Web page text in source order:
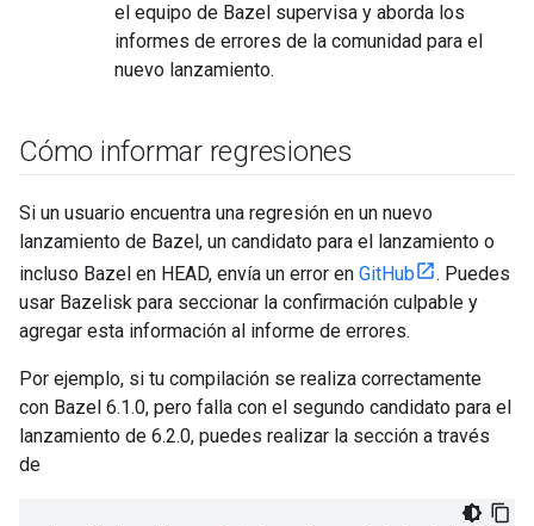
el equipo de Bazel supervisa y aborda los
informes de errores de la comunidad para el
nuevo lanzamiento.
Cómo informar regresiones
Si un usuario encuentra una regresión en un nuevo
lanzamiento de Bazel, un candidato para el lanzamiento o
incluso Bazel en HEAD, envía un error en GitHub
. Puedes
usar Bazelisk para seccionar la confirmación culpable y
agregar esta información al informe de errores.
Por ejemplo, si tu compilación se realiza correctamente
con Bazel 6.1.0, pero falla con el segundo candidato para el
lanzamiento de 6.2.0, puedes realizar la sección a través
de